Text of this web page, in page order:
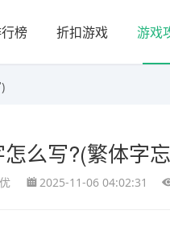
榜 折扣游戏 游戏
么写?(繁体字
2025-11-06 04:02:31